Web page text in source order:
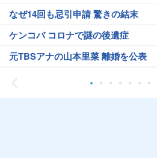
なぜ14回も忌引申請 驚きの結末
ケンコバ コロナで謎の後遺症
元TBSアナの山本里菜 離婚を公表